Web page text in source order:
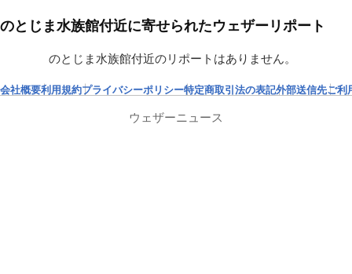
のとじま水族館付近に寄せられたウェザーリポート
のとじま水族館付近のリポートはありません。
会社概要利用規約プライバシーポリシー特定商取引法の表記外部送信先ご利
ウェザーニュース